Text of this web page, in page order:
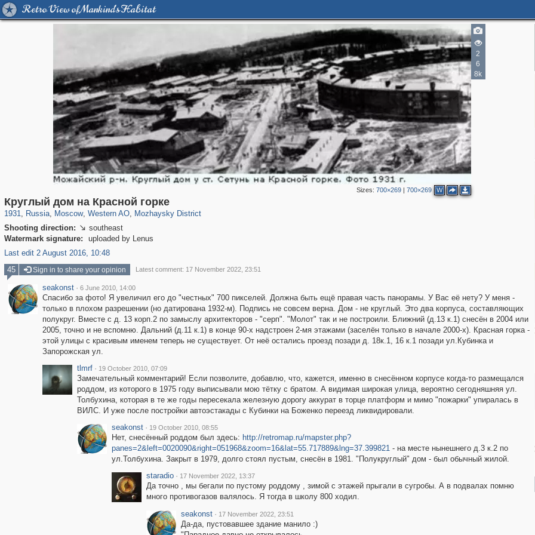
Retro View of Mankind's Habitat
2
6
8k
Sizes: 700×269| 700×269 W
Круглый дом на Красной горке
1931, Russia
1,406,450 29,243
, Moscow
319,780 8,286
, Western AO
27,129 310
, Mozhaysky District
2,189 16
Shooting direction:  southeast
Watermark signature:
uploaded by Lenus
Last edit 2 August 2016, 10:48
45 Sign in to share your opinion Latest comment: 17 November 2022, 23:51
seakonst · 6 June 2010, 14:00
Спасибо за фото! Я увеличил его до "честных" 700 пикселей. Должна быть ещё правая часть панорамы. У Вас её нету? У меня -
только в плохом разрешении (но датирована 1932-м). Подпись не совсем верна. Дом - не круглый. Это два корпуса, составляющих
полукруг. Вместе с д. 13 корп.2 по замыслу архитекторов - "серп". "Молот" так и не построили. Ближний (д.13 к.1) снесён в 2004 или
2005, точно и не вспомню. Дальний (д.11 к.1) в конце 90-х надстроен 2-мя этажами (заселён только в начале 2000-х). Красная горка -
этой улицы с красивым именем теперь не существует. От неё остались проезд позади д. 18к.1, 16 к.1 позади ул.Кубинка и
Запорожская ул.
tlmrf · 19 October 2010, 07:09
Замечательный комментарий! Если позволите, добавлю, что, кажется, именно в снесённом корпусе когда-то размещался
роддом, из которого в 1975 году выписывали мою тётку с братом. А видимая широкая улица, вероятно сегодняшняя ул.
Толбухина, которая в те же годы пересекала железную дорогу аккурат в торце платформ и мимо "пожарки" упиралась в
ВИЛС. И уже после постройки автоэстакады с Кубинки на Боженко переезд ликвидировали.
seakonst · 19 October 2010, 08:55
Нет, снесённый роддом был здесь: http://retromap.ru/mapster.php?
panes=2&left=0020090&right=051968&zoom=16&lat=55.717889&lng=37.399821- на месте нынешнего д.3 к.2 по
ул.Толбухина. Закрыт в 1979, долго стоял пустым, снесён в 1981. "Полукруглый" дом - был обычный жилой.
staradio · 17 November 2022, 13:37
Да точно , мы бегали по пустому роддому , зимой с этажей прыгали в сугробы. А в подвалах помню
много противогазов валялось. Я тогда в школу 800 ходил.
seakonst · 17 November 2022, 23:51
Да-да, пустовавшее здание манило :)